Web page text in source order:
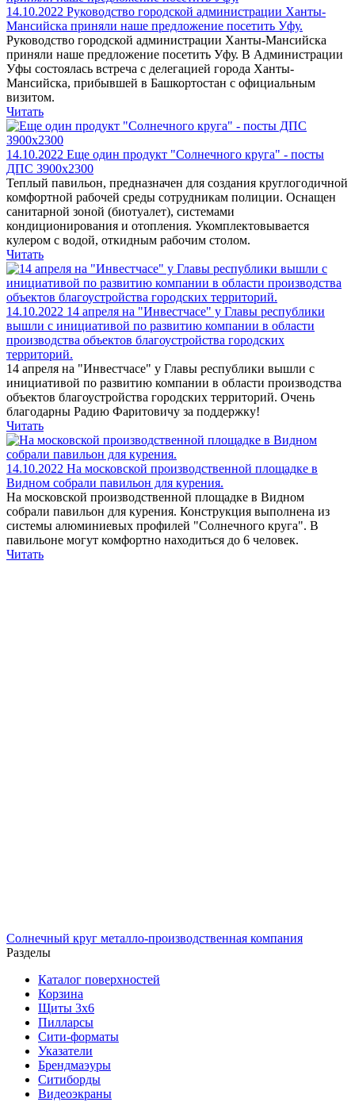
14.10.2022 Руководство городской администрации Ханты-
Мансийска приняли наше предложение посетить Уфу.
Руководство городской администрации Ханты-Мансийска
приняли наше предложение посетить Уфу. В Администрации
Уфы состоялась встреча с делегацией города Ханты-
Мансийска, прибывшей в Башкортостан с официальным
визитом.
Читать
14.10.2022 Еще один продукт "Солнечного круга" - посты
ДПС 3900х2300
Теплый павильон, предназначен для создания круглогодичной
комфортной рабочей среды сотрудникам полиции. Оснащен
санитарной зоной (биотуалет), системами
кондиционирования и отопления. Укомплектовывается
кулером с водой, откидным рабочим столом.
Читать
14.10.2022 14 апреля на "Инвестчасе" у Главы республики
вышли с инициативой по развитию компании в области
производства объектов благоустройства городских
территорий.
14 апреля на "Инвестчасе" у Главы республики вышли с
инициативой по развитию компании в области производства
объектов благоустройства городских территорий. Очень
благодарны Радию Фаритовичу за поддержку!
Читать
14.10.2022 На московской производственной площадке в
Видном собрали павильон для курения.
На московской производственной площадке в Видном
собрали павильон для курения. Конструкция выполнена из
системы алюминиевых профилей "Солнечного круга". В
павильоне могут комфортно находиться до 6 человек.
Читать
Солнечный круг металло-производственная компания
Разделы
Каталог поверхностей
Корзина
Щиты 3х6
Пилларсы
Сити-форматы
Указатели
Брендмаэуры
Ситиборды
Видеоэкраны